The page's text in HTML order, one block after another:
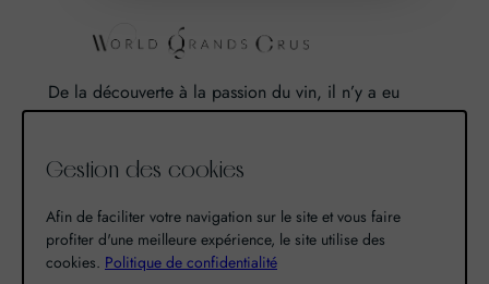
De la découverte à la passion du vin, il n’y a eu
qu’un pas. Un pas que nous avons franchi en faisant
là est né World Grands Crus avec pour mission de
nos terroirs.
Gestion des cookies
Afin de faciliter votre navigation sur le site et vous faire
profiter d'une meilleure expérience, le site utilise des
cookies. Politique de confidentialité